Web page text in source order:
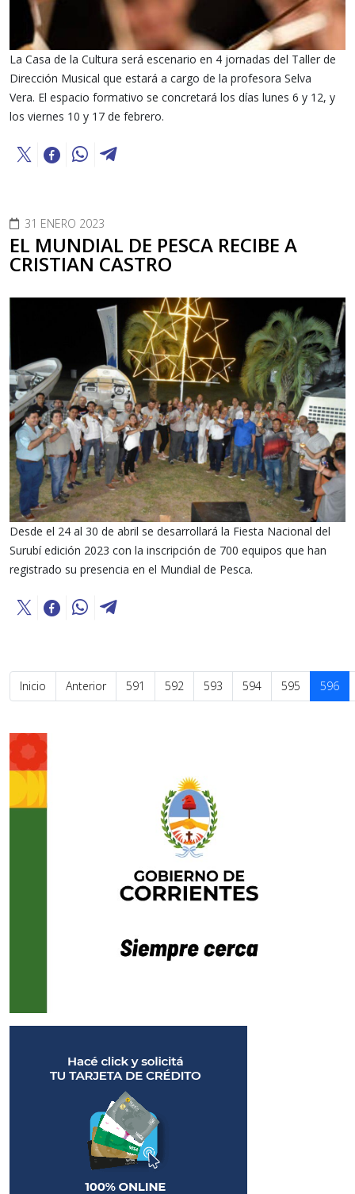
La Casa de la Cultura será escenario en 4 jornadas del Taller de
Dirección Musical que estará a cargo de la profesora Selva
Vera. El espacio formativo se concretará los días lunes 6 y 12, y
los viernes 10 y 17 de febrero.
31 ENERO 2023
EL MUNDIAL DE PESCA RECIBE A
CRISTIAN CASTRO
Desde el 24 al 30 de abril se desarrollará la Fiesta Nacional del
Surubí edición 2023 con la inscripción de 700 equipos que han
registrado su presencia en el Mundial de Pesca.
Inicio Anterior 591 592 593 594 595 596